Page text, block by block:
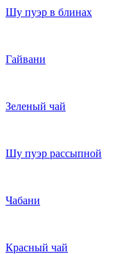
Шу пуэр в блинах
Гайвани
Зеленый чай
Шу пуэр рассыпной
Чабани
Красный чай